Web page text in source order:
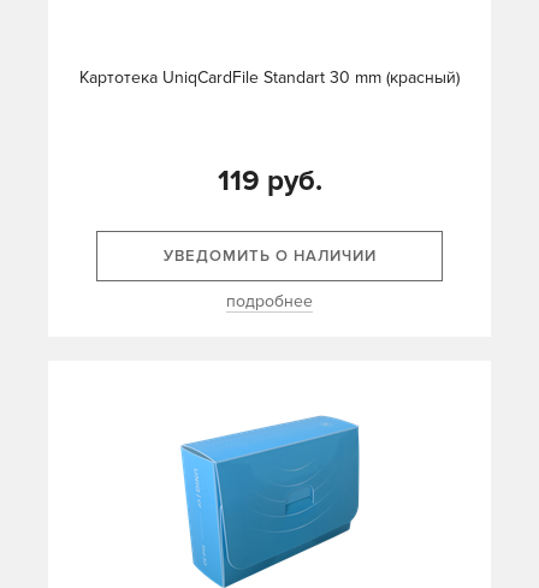
Картотека UniqCardFile Standart 30 mm (красный)
119 руб.
УВЕДОМИТЬ О НАЛИЧИИ
подробнее